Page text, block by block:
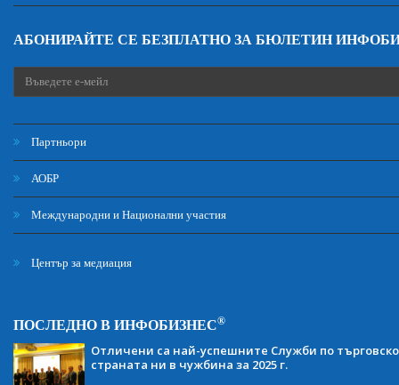
АБОНИРАЙТЕ СЕ БЕЗПЛАТНО ЗА БЮЛЕТИН
Партньори
АОБР
Международни и Национални участия
Център за медиация
ПОСЛЕДНО В ИНФОБИЗНЕС®
Отличени са най-успешните Служби по
страната ни в чужбина за 2025 г.